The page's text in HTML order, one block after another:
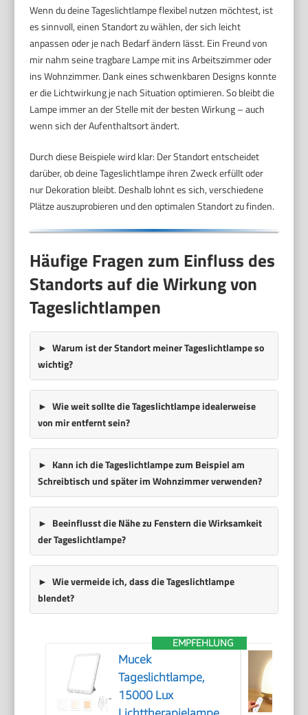
Wenn du deine Tageslichtlampe flexibel nutzen möchtest, ist
es sinnvoll, einen Standort zu wählen, der sich leicht
anpassen oder je nach Bedarf ändern lässt. Ein Freund von
mir nahm seine tragbare Lampe mit ins Arbeitszimmer oder
ins Wohnzimmer. Dank eines schwenkbaren Designs konnte
er die Lichtwirkung je nach Situation optimieren. So bleibt die
Lampe immer an der Stelle mit der besten Wirkung – auch
wenn sich der Aufenthaltsort ändert.
Durch diese Beispiele wird klar: Der Standort entscheidet
darüber, ob deine Tageslichtlampe ihren Zweck erfüllt oder
nur Dekoration bleibt. Deshalb lohnt es sich, verschiedene
Plätze auszuprobieren und den optimalen Standort zu finden.
Häufige Fragen zum Einfluss des
Standorts auf die Wirkung von
Tageslichtlampen
Warum ist der Standort meiner Tageslichtlampe so
wichtig?
Wie weit sollte die Tageslichtlampe idealerweise
von mir entfernt sein?
Kann ich die Tageslichtlampe zum Beispiel am
Schreibtisch und später im Wohnzimmer verwenden?
Beeinflusst die Nähe zu Fenstern die Wirksamkeit
der Tageslichtlampe?
Wie vermeide ich, dass die Tageslichtlampe
blendet?
EMPFEHLUNG
Mucek
Tageslichtlampe,
15000 Lux